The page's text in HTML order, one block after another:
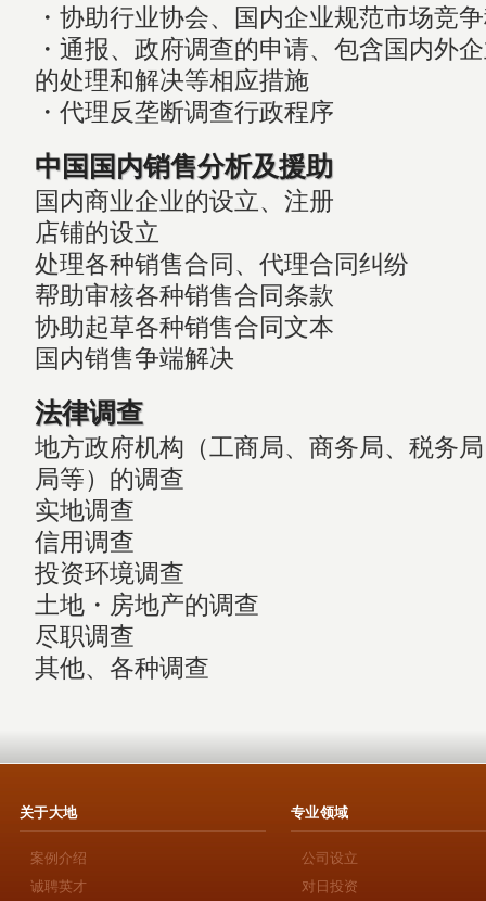
・协助行业协会、国内企业规范市场竞
・通报、政府调查的申请、包含国内外
的处理和解决等相应措施
・代理反垄断调查行政程序
中国国内销售分析及援助
国内商业企业的设立、注册
店铺的设立
处理各种销售合同、代理合同纠纷
帮助审核各种销售合同条款
协助起草各种销售合同文本
国内销售争端解决
法律调查
地方政府机构（工商局、商务局、税务
局等）的调查
实地调查
信用调查
投资环境调查
土地・房地产的调查
尽职调查
其他、各种调查
关于大地
案例介绍
诚聘英才
专业领域
公司设立
对日投资